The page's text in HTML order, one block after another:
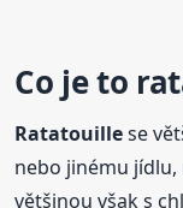
Co je to
Ratatouillese
nebo jinému jídlu,
většinou však s